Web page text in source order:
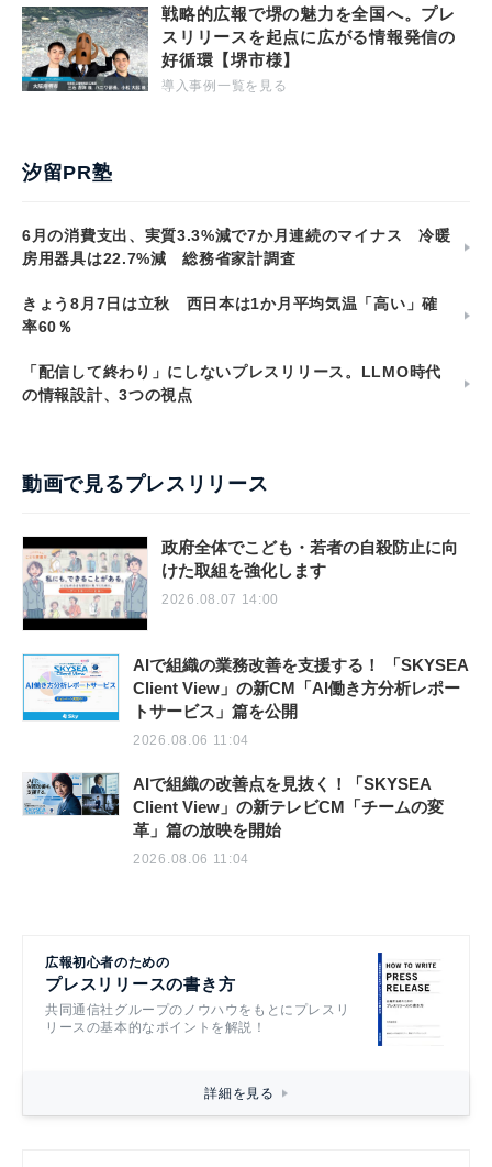
戦略的広報で堺の魅力を全国へ。プレ
スリリースを起点に広がる情報発信の
好循環【堺市様】
導入事例一覧を見る
汐留PR塾
6月の消費支出、実質3.3%減で7か月連続のマイナス 冷暖
房用器具は22.7%減 総務省家計調査
きょう8月7日は立秋 西日本は1か月平均気温「高い」確
率60％
「配信して終わり」にしないプレスリリース。LLMO時代
の情報設計、3つの視点
動画で見るプレスリリース
政府全体でこども・若者の自殺防止に向
けた取組を強化します
2026.08.07 14:00
AIで組織の業務改善を支援する！ 「SKYSEA
Client View」の新CM「AI働き方分析レポー
トサービス」篇を公開
2026.08.06 11:04
AIで組織の改善点を見抜く！「SKYSEA
Client View」の新テレビCM「チームの変
革」篇の放映を開始
2026.08.06 11:04
広報初心者のための
プレスリリースの書き方
共同通信社グループのノウハウをもとにプレスリ
リースの基本的なポイントを解説！
詳細を見る